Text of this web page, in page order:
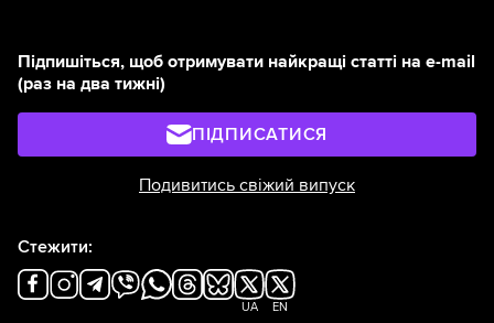
Підпишіться, щоб отримувати найкращі статті на e-mail
(раз на два тижні)
ПІДПИСАТИСЯ
Подивитись свіжий випуск
Стежити:
UA EN